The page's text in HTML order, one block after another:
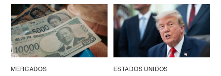
MERCADOS ESTADOS UNIDOS